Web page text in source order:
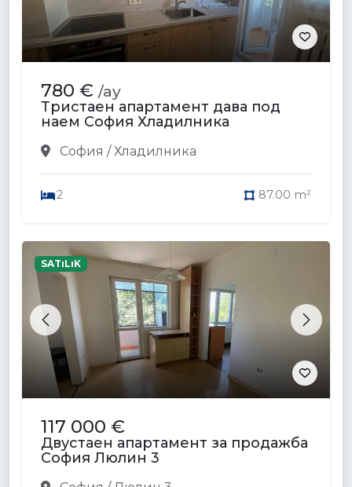
780 € /ay
Тристаен апартамент дава под
наем София Хладилника
София / Хладилника
2 87.00 m²
Previous Next
SATıLıK
117 000 €
Двустаен апартамент за продажба
София Люлин 3